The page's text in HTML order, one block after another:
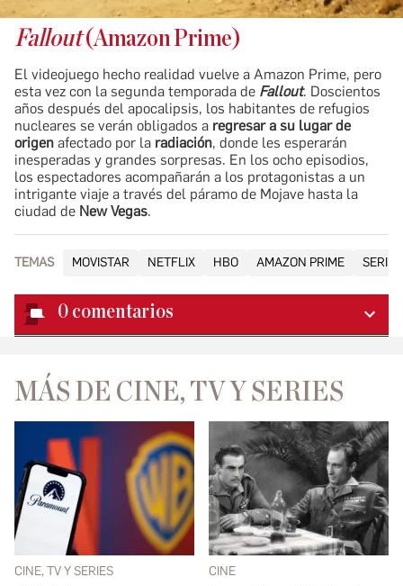
Fallout(Amazon Prime)
El videojuego hecho realidad vuelve a Amazon Prime, pero
esta vez con la segunda temporada de Fallout. Doscientos
años después del apocalipsis, los habitantes de refugios
nucleares se verán obligados a regresar a su lugar de
origen afectado por la radiación, donde les esperarán
inesperadas y grandes sorpresas. En los ocho episodios,
los espectadores acompañarán a los protagonistas a un
intrigante viaje a través del páramo de Mojave hasta la
ciudad de New Vegas.
TEMAS MOVISTAR NETFLIX HBO AMAZON PRIME SERIES
0 comentarios
MÁS DE CINE, TV Y SERIES
CINE, TV Y SERIES CINE